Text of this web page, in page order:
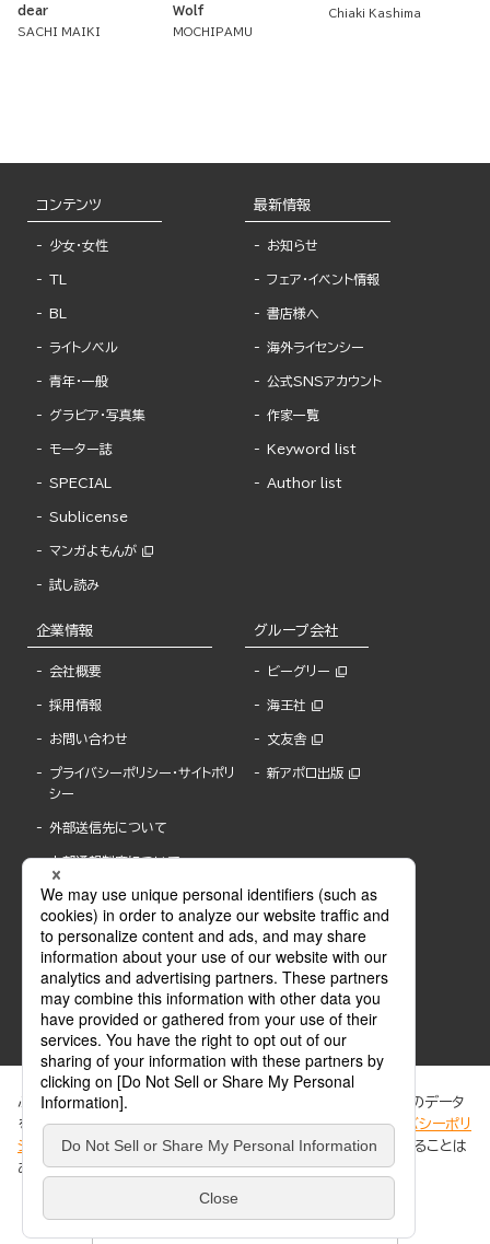
dear
SACHI MAIKI
Wolf
MOCHIPAMU
Chiaki Kashima
コンテンツ
少女・女性
TL
BL
ライトノベル
青年・一般
グラビア・写真集
モーター誌
SPECIAL
Sublicense
マンガよもんが
試し読み
最新情報
お知らせ
フェア・イベント情報
書店様へ
海外ライセンシー
公式SNSアカウント
作家一覧
Keyword list
Author list
企業情報
会社概要
採用情報
お問い合わせ
プライバシーポリシー・サイトポリ
シー
外部送信先について
内部通報制度について
グループ会社
ビーグリー
海王社
文友舎
新アポロ出版
ABJマークは、この電子書店・電子書籍配信サービスが、著作権者からコンテンツ使用許諾を
得た正規版配信サービスであることを示す登録商標(登録番号 第6091713号)です。
ABJマークの詳細、ABJマークを掲示しているサービスの一覧はこちら。
ぶんか社が運営するサイトでは、利便性向上のためにCookie等のデータ
を使用しています。 当社のCookieについての詳細は、「プライバシーポリ
シー
」をご覧ください。当サイトでは、訪問者の個人情報を追跡することは
ありません。